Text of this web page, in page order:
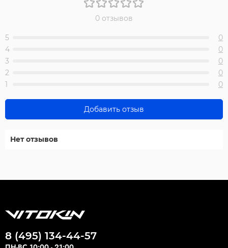
0 отзывов
5
0
4
0
3
0
2
0
1
0
Добавить отзыв
Нет отзывов
8 (495) 134-44-57